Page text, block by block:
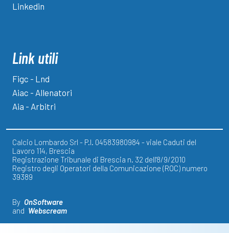
Linkedin
Link utili
Figc - Lnd
Aiac - Allenatori
Aia - Arbitri
Calcio Lombardo Srl - P.I. 04583980984 - viale Caduti del
Lavoro 114, Brescia
Registrazione Tribunale di Brescia n. 32 dell'8/9/2010
Registro degli Operatori della Comunicazione (ROC) numero
39389
By OnSoftware
and Webscream